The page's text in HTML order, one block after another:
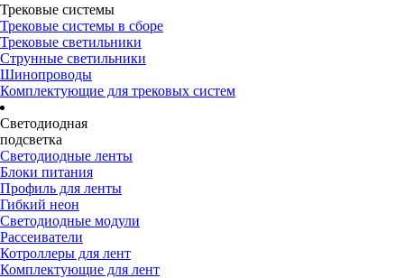
Трековые системы
Трековые системы в сборе
Трековые светильники
Струнные светильники
Шинопроводы
Комплектующие для трековых систем
Светодиодная
подсветка
Светодиодные ленты
Блоки питания
Профиль для ленты
Гибкий неон
Светодиодные модули
Рассеиватели
Котроллеры для лент
Комплектующие для лент